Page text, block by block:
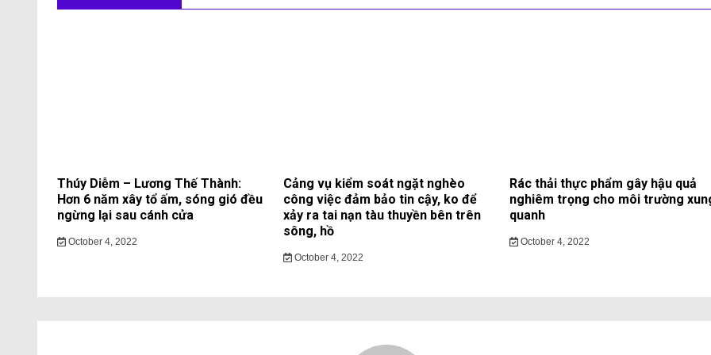
Thúy Diễm – Lương Thế Thành:
Hơn 6 năm xây tổ ấm, sóng gió đều
ngừng lại sau cánh cửa
October 4, 2022
Cảng vụ kiểm soát ngặt nghèo
công việc đảm bảo tin cậy, ko để
xảy ra tai nạn tàu thuyền bên trên
sông, hồ
October 4, 2022
Rác thải thực phẩm gây hậu quả
nghiêm trọng cho môi trường
quanh
October 4, 2022